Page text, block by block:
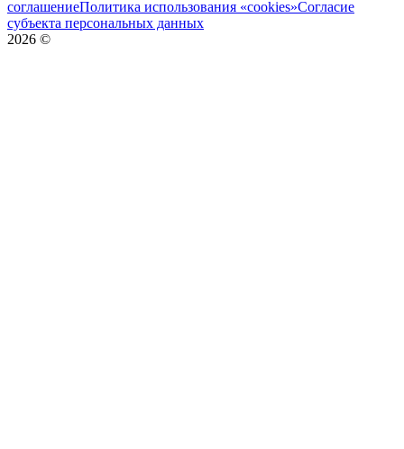
соглашениеПолитика использования «cookies»Согласие
субъекта персональных данных
2026 ©